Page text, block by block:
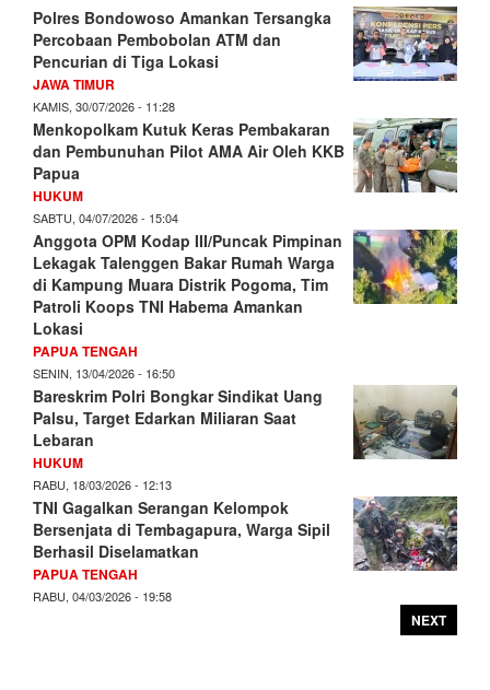
Polres Bondowoso Amankan Tersangka
Percobaan Pembobolan ATM dan
Pencurian di Tiga Lokasi
JAWA TIMUR
KAMIS, 30/07/2026 - 11:28
Menkopolkam Kutuk Keras Pembakaran
dan Pembunuhan Pilot AMA Air Oleh KKB
Papua
HUKUM
SABTU, 04/07/2026 - 15:04
Anggota OPM Kodap III/Puncak Pimpinan
Lekagak Talenggen Bakar Rumah Warga
di Kampung Muara Distrik Pogoma, Tim
Patroli Koops TNI Habema Amankan
Lokasi
PAPUA TENGAH
SENIN, 13/04/2026 - 16:50
Bareskrim Polri Bongkar Sindikat Uang
Palsu, Target Edarkan Miliaran Saat
Lebaran
HUKUM
RABU, 18/03/2026 - 12:13
TNI Gagalkan Serangan Kelompok
Bersenjata di Tembagapura, Warga Sipil
Berhasil Diselamatkan
PAPUA TENGAH
RABU, 04/03/2026 - 19:58
NEXT